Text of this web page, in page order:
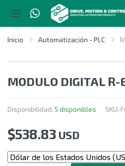
Inicio Automatización - PLC
MODULO DIGITAL R-
Disponibilidad: 5 disponibles SKU:
$538.83 USD